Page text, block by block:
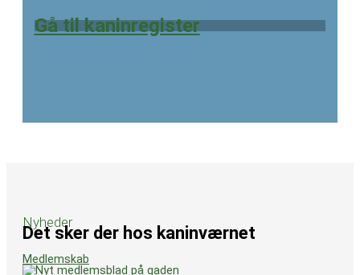
Gå til kaninregister
Nyheder
Det sker der hos kaninværnet
Medlemskab